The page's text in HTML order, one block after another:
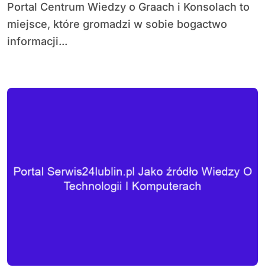
Portal Centrum Wiedzy o Graach i Konsolach to
miejsce, które gromadzi w sobie bogactwo
informacji...